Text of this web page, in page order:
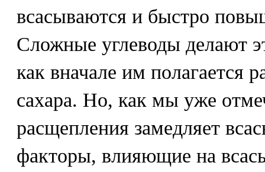
всасываются и быстро
Сложные углеводы делают
как вначале им полагается
сахара. Но, как мы уже
расщепления замедляет
факторы, влияющие на